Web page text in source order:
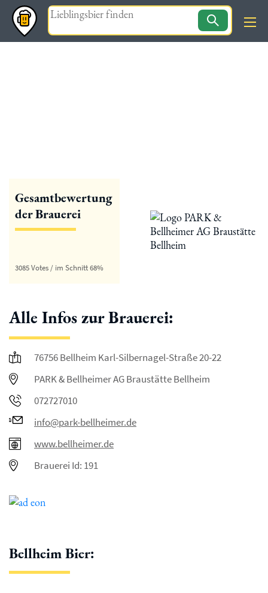
Magazin
Gesamtbewertung
der Brauerei
3085 Votes / im Schnitt 68%
Alle Infos zur Brauerei:
76756 Bellheim Karl-Silbernagel-Straße 20-22
PARK & Bellheimer AG Braustätte Bellheim
072727010
info@park-bellheimer.de
www.bellheimer.de
Brauerei Id: 191
Bellheim Bier: